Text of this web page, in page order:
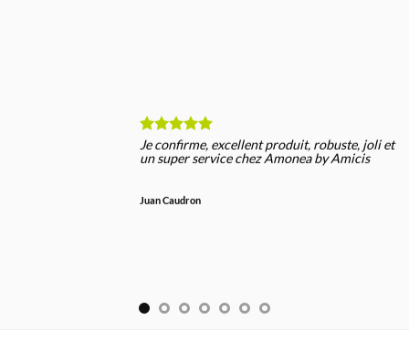
Je confirme, excellent produit, robuste, joli et
un super service chez Amonea by Amicis
Juan Caudron